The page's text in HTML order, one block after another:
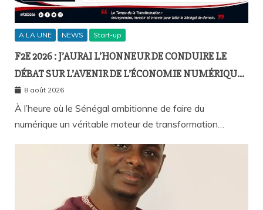
A LA UNE NEWS Start-up
F2E 2026 : J’AURAI L’HONNEUR DE CONDUIRE LE
DÉBAT SUR L’AVENIR DE L’ÉCONOMIE NUMÉRIQUE
SÉNÉGALAISE
8 août 2026
À l’heure où le Sénégal ambitionne de faire du
numérique un véritable moteur de transformation…